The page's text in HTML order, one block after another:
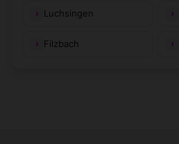
Luchsingen
Filzbach